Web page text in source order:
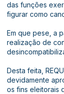
das funções
figurar como
Em que pese, a
realização de
Desta feita,
devidamente
os fins eleitorais